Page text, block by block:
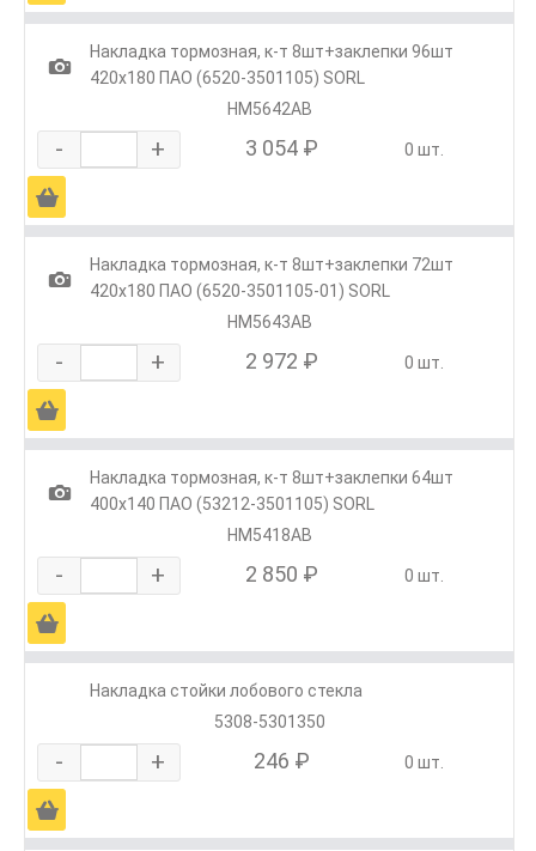
1
Накладка тормозная, к-т 8шт+заклепки 96шт
420х180 ПАО (6520-3501105) SORL
HM5642AB
- + 3 054 ₽ 0 шт.
Ä
1
Накладка тормозная, к-т 8шт+заклепки 72шт
420х180 ПАО (6520-3501105-01) SORL
HM5643AB
- + 2 972 ₽ 0 шт.
Ä
1
Накладка тормозная, к-т 8шт+заклепки 64шт
400х140 ПАО (53212-3501105) SORL
HM5418AB
- + 2 850 ₽ 0 шт.
Ä
Накладка стойки лобового стекла
5308-5301350
- + 246 ₽ 0 шт.
Ä